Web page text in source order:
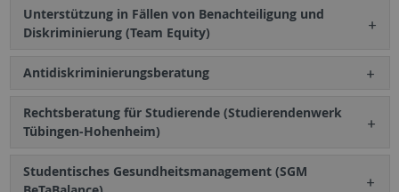
Unterstützung in Fällen von Benachteiligung und
Diskriminierung (Team Equity)
Antidiskriminierungsberatung
Rechtsberatung für Studierende (Studierendenwerk
Tübingen-Hohenheim)
Studentisches Gesundheitsmanagement (SGM